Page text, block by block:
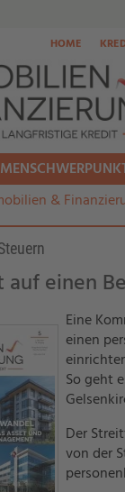
HOME
sich hier:
&
auf einen
Eine
einen
So geht
Der
von der